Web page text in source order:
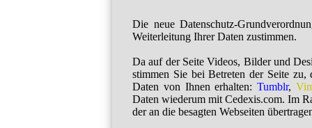
Die neue Datenschutz-
Weiterleitung Ihrer Daten zustimmen.
Da auf der Seite Videos, Bilder und
stimmen Sie bei Betreten der Seite zu,
Daten von Ihnen erhalten:Tumblr,
Daten wiederum mit Cedexis.com. Im
der an die besagten Webseiten